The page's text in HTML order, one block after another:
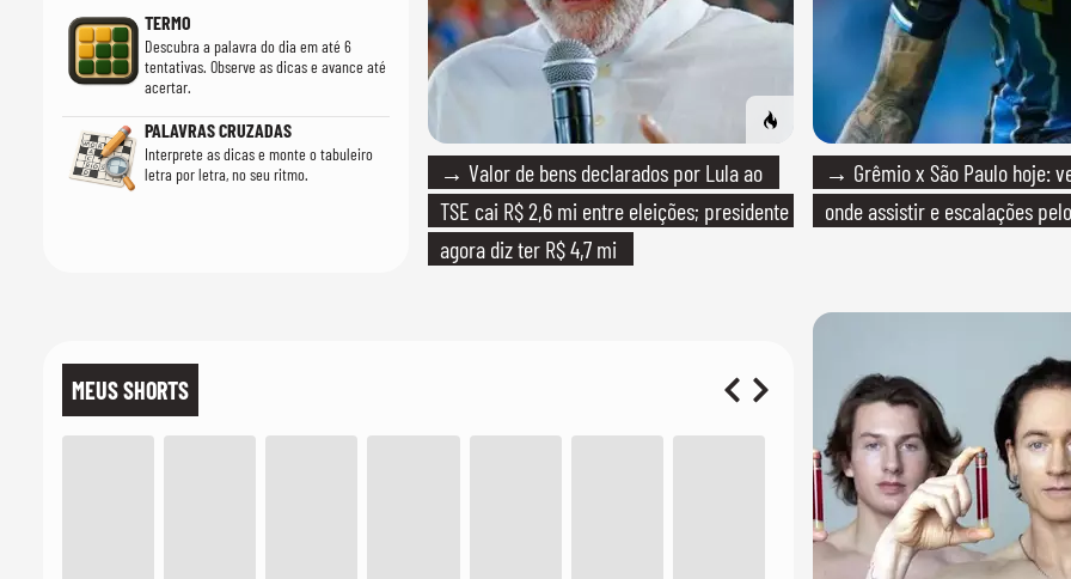
TERMO
Descubra a palavra do dia em até 6
tentativas. Observe as dicas e avance até
acertar.
PALAVRAS CRUZADAS
Interprete as dicas e monte o tabuleiro
letra por letra, no seu ritmo.
→ Valor de bens declarados por Lula ao
TSE cai R$ 2,6 mi entre eleições; presidente
agora diz ter R$ 4,7 mi
→ Grêmio x São Paulo hoje:
onde assistir e escalações
MEUS SHORTS